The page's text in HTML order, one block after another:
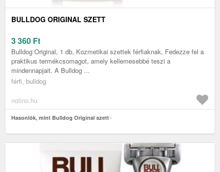
BULLDOG ORIGINAL SZETT
3 360 Ft
Bulldog Original, 1 db, Kozmetikai szettek férfiaknak, Fedezze fel a
praktikus termékcsomagot, amely kellemesebbé teszi a
mindennapjait. A Bulldog ...
férfi, bulldog
notino.hu
Hasonlók, mint Bulldog Original szett